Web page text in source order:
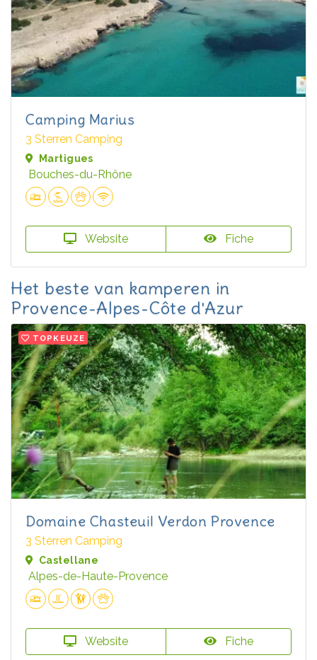
Camping Marius
3 Sterren Camping
Martigues
Bouches-du-Rhône
Website Fiche
Het beste van kamperen in
Provence-Alpes-Côte d'Azur
TOPKEUZE
Domaine Chasteuil Verdon Provence
3 Sterren Camping
Castellane
Alpes-de-Haute-Provence
Website Fiche